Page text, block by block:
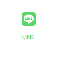
LINE